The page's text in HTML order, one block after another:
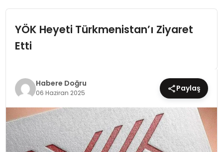
SİYASET
TEKNOLOJİ
SPOR
EĞİTİM
YÖK Heyeti Türkmenistan’ı Ziyaret
Etti
Habere Doğru
06 Haziran 2025 Paylaş